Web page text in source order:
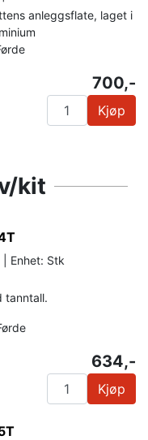
anleggsflate, laget i
700,-
Kjøp
kit
Enhet: Stk
tanntall.
634,-
Kjøp